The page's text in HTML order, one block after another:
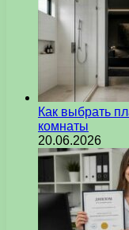
Как выбрать
комнаты
20.06.2026